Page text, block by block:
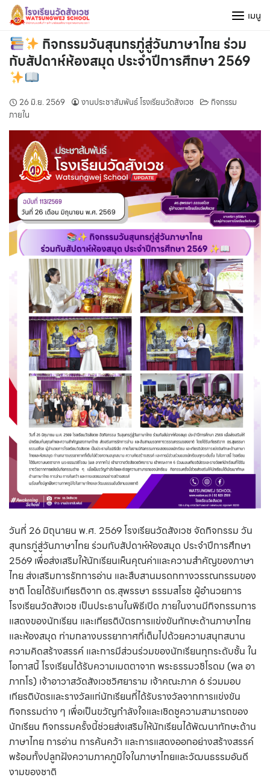
Skip
content
เมนู
กิจกรรมวันสุนทรภู่สู่วันภาษาไทย ร่วม
กับสัปดาห์ห้องสมุด ประจำปีการศึกษา 2569
26 มิ.ย. 2569 งานประชาสัมพันธ์ โรงเรียนวัดสังเวช
กิจกรรม
ภายใน
วันที่ 26 มิถุนายน พ.ศ. 2569 โรงเรียนวัดสังเวช จัดกิจกรรม วัน
สุนทรภู่สู่วันภาษาไทย ร่วมกับสัปดาห์ห้องสมุด ประจำปีการศึกษา
2569 เพื่อส่งเสริมให้นักเรียนเห็นคุณค่าและความสำคัญของภาษา
ไทย ส่งเสริมการรักการอ่าน และสืบสานมรดกทางวรรณกรรมของ
ชาติ โดยได้รับเกียรติจาก ดร.สุพรรษา ธรรมสโรช ผู้อำนวยการ
โรงเรียนวัดสังเวช เป็นประธานในพิธีเปิด ภายในงานมีกิจกรรมการ
แสดงของนักเรียน และเกียรติบัตรการแข่งขันทักษะด้านภาษาไทย
และห้องสมุด ท่ามกลางบรรยากาศที่เต็มไปด้วยความสนุกสนาน
ความคิดสร้างสรรค์ และการมีส่วนร่วมของนักเรียนทุกระดับชั้น ใน
โอกาสนี้ โรงเรียนได้รับความเมตตาจาก พระธรรมวชิโรดม (พล อา
ภากโร) เจ้าอาวาสวัดสังเวชวิศยาราม เจ้าคณะภาค 6 ร่วมมอบ
เกียรติบัตรและรางวัลแก่นักเรียนที่ได้รับรางวัลจากการแข่งขัน
กิจกรรมต่าง ๆ เพื่อเป็นขวัญกำลังใจและเชิดชูความสามารถของ
นักเรียน กิจกรรมครั้งนี้ช่วยส่งเสริมให้นักเรียนได้พัฒนาทักษะด้าน
ภาษาไทย การอ่าน การค้นคว้า และการแสดงออกอย่างสร้างสรรค์
พร้อมทั้งปลูกฝังความภาคภูมิใจในภาษาไทยและวัฒนธรรมอันดี
งามของชาติ